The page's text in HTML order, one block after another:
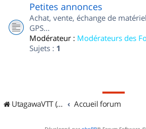
Petites annonces
Achat, vente, échange de
GPS...
Modérateur : Modérateurs des
Sujets : 1
UtagawaVTT (Randos VTT et VTTAE avec traces GPS) Accueil forum